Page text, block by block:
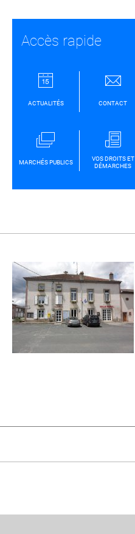
Accès rapide
ACTUALITÉS CONTACT
MARCHÉS PUBLICS
VOS DROITS ET
DÉMARCHES